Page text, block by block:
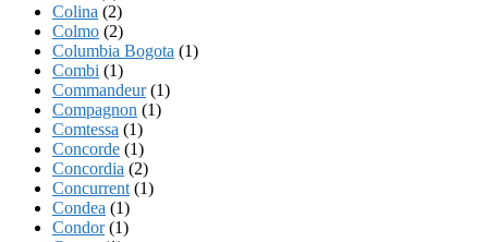
Colina (2)
Colmo (2)
Columbia Bogota (1)
Combi (1)
Commandeur(1)
Compagnon (1)
Comtessa (1)
Concorde (1)
Concordia (2)
Concurrent (1)
Condea (1)
Condor(1)